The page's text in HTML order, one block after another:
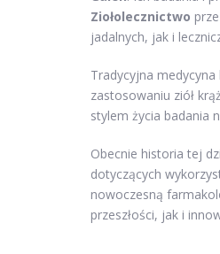
Ziołolecznictwo
jadalnych, jak i
Tradycyjna
zastosowaniu ziół
stylem życia badania
Obecnie historia tej
dotyczących
nowoczesną
przeszłości, jak i